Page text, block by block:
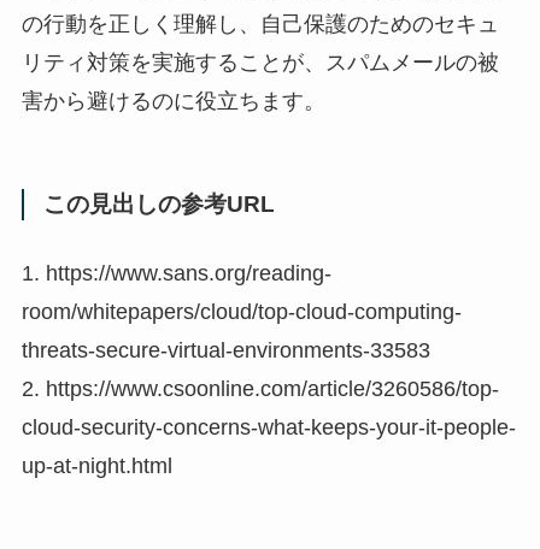
の行動を正しく理解し、自己保護のためのセキュ
リティ対策を実施することが、スパムメールの被
害から避けるのに役立ちます。
この見出しの参考URL
1. https://www.sans.org/reading-
room/whitepapers/cloud/top-cloud-computing-
threats-secure-virtual-environments-33583
2. https://www.csoonline.com/article/3260586/top-
cloud-security-concerns-what-keeps-your-it-people-
up-at-night.html